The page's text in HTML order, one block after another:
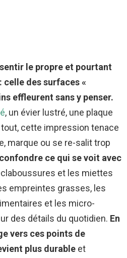
le propre et pourtant
celle des surfaces «
effleurent sans y penser.
, un évier lustré, une plaque
cette impression tenace
marque ou se re-salit trop
ce qui se voit avec
et les miettes
empreintes grasses, les
et les micro-
des détails du quotidien. En
vers ces points de
plus durable et